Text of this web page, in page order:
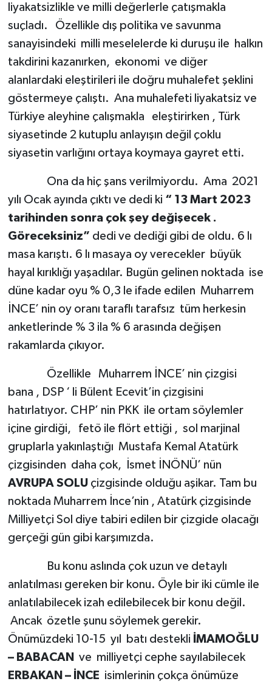
liyakatsizlikle ve milli değerlerle çatışmakla
suçladı. Özellikle dış politika ve savunma
sanayisindeki milli meselelerde ki duruşu ile halkın
takdirini kazanırken, ekonomi ve diğer
alanlardaki eleştirileri ile doğru muhalefet şeklini
göstermeye çalıştı. Ana muhalefeti liyakatsiz ve
Türkiye aleyhine çalışmakla eleştirirken , Türk
siyasetinde 2 kutuplu anlayışın değil çoklu
siyasetin varlığını ortaya koymaya gayret etti.
Ona da hiç şans verilmiyordu. Ama 2021
yılı Ocak ayında çıktı ve dedi ki “ 13 Mart 2023
tarihinden sonra çok şey değişecek .
Göreceksiniz” dedi ve dediği gibi de oldu. 6 lı
masa karıştı. 6 lı masaya oy verecekler büyük
hayal kırıklığı yaşadılar. Bugün gelinen noktada ise
düne kadar oyu % 0,3 le ifade edilen Muharrem
İNCE’ nin oy oranı taraflı tarafsız tüm herkesin
anketlerinde % 3 ila % 6 arasında değişen
rakamlarda çıkıyor.
Özellikle Muharrem İNCE’ nin çizgisi
bana , DSP ‘ li Bülent Ecevit’in çizgisini
hatırlatıyor. CHP’ nin PKK ile ortam söylemler
içine girdiği, fetö ile flört ettiği , sol marjinal
gruplarla yakınlaştığı Mustafa Kemal Atatürk
çizgisinden daha çok, İsmet İNÖNÜ’ nün
AVRUPA SOLUçizgisinde olduğu aşikar. Tam bu
noktada Muharrem İnce’nin , Atatürk çizgisinde
Milliyetçi Sol diye tabiri edilen bir çizgide olacağı
gerçeği gün gibi karşımızda.
Bu konu aslında çok uzun ve detaylı
anlatılması gereken bir konu. Öyle bir iki cümle ile
anlatılabilecek izah edilebilecek bir konu değil.
Ancak özetle şunu söylemek gerekir.
Önümüzdeki 10-15 yıl batı destekli İMAMOĞLU
– BABACAN ve milliyetçi cephe sayılabilecek
ERBAKAN – İNCE isimlerinin çokça önümüze